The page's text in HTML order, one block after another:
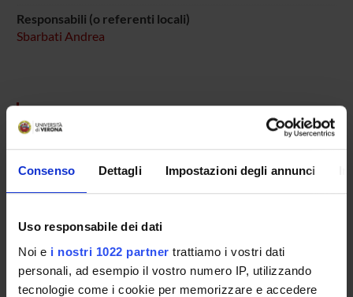
Consenso Dettagli Impostazioni degli annunci
Uso responsabile dei dati
Noi e i nostri 1022 partner trattiamo i vostri dati
personali, ad esempio il vostro numero IP, utilizzando
tecnologie come i cookie per memorizzare e accedere
Responsabili (o referenti locali)
Sbarbati Andrea
Imago Snc
Finanziamento:assegnato e gestito dal Dipartimento
PARTECIPANTI AL PROGETTO
Andrea Sbarbati
Professore ordinario